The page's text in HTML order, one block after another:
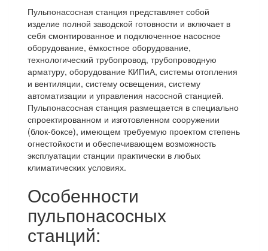
Пульпонасосная станция представляет собой
изделие полной заводской готовности и включает в
себя смонтированное и подключенное насосное
оборудование, ёмкостное оборудование,
технологический трубопровод, трубопроводную
арматуру, оборудование КИПиА, системы отопления
и вентиляции, систему освещения, систему
автоматизации и управления насосной станцией.
Пульпонасосная станция размещается в специально
спроектированном и изготовленном сооружении
(блок-боксе), имеющем требуемую проектом степень
огнестойкости и обеспечивающем возможность
эксплуатации станции практически в любых
климатических условиях.
Особенности
пульпонасосных
станций: